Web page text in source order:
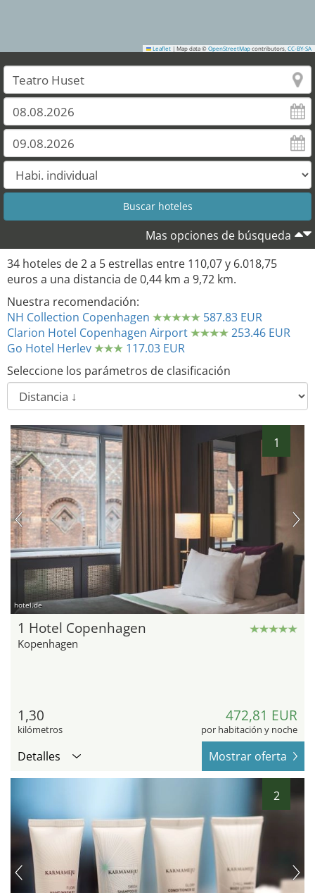
Leaflet | Map data © OpenStreetMap contributors, CC-BY-SA
Mas opciones de búsqueda
34 hoteles de2a 5 estrellas entre 110,07y 6.018,75
euros a una distancia de0,44 km a 9,72 km.
Nuestra recomendación:
NH Collection Copenhagen
587.83 EUR
Clarion Hotel Copenhagen Airport
253.46 EUR
Go Hotel Herlev
117.03 EUR
Seleccione los parámetros de clasificación
1
hotel.de
1 Hotel Copenhagen
Kopenhagen
1,30
kilómetros
472,81 EUR
por habitación y noche
Detalles Mostrar oferta
2